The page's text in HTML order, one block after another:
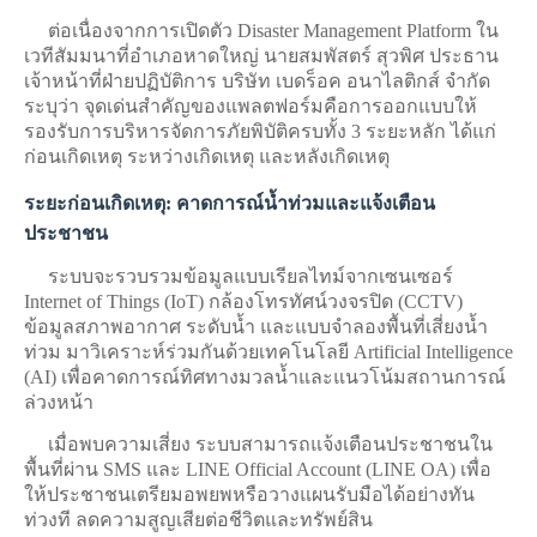
ต่อเนื่องจากการเปิดตัว Disaster Management Platform ใน
เวทีสัมมนาที่อำเภอหาดใหญ่ นายสมพัสตร์ สุวพิศ ประธาน
เจ้าหน้าที่ฝ่ายปฏิบัติการ บริษัท เบดร็อค อนาไลติกส์ จำกัด
ระบุว่า จุดเด่นสำคัญของแพลตฟอร์มคือการออกแบบให้
รองรับการบริหารจัดการภัยพิบัติครบทั้ง 3 ระยะหลัก ได้แก่
ก่อนเกิดเหตุ ระหว่างเกิดเหตุ และหลังเกิดเหตุ
ระยะก่อนเกิดเหตุ: คาดการณ์น้ำท่วมและแจ้งเตือน
ประชาชน
ระบบจะรวบรวมข้อมูลแบบเรียลไทม์จากเซนเซอร์
Internet of Things (IoT) กล้องโทรทัศน์วงจรปิด (CCTV)
ข้อมูลสภาพอากาศ ระดับน้ำ และแบบจำลองพื้นที่เสี่ยงน้ำ
ท่วม มาวิเคราะห์ร่วมกันด้วยเทคโนโลยี Artificial Intelligence
(AI) เพื่อคาดการณ์ทิศทางมวลน้ำและแนวโน้มสถานการณ์
ล่วงหน้า
เมื่อพบความเสี่ยง ระบบสามารถแจ้งเตือนประชาชนใน
พื้นที่ผ่าน SMS และ LINE Official Account (LINE OA) เพื่อ
ให้ประชาชนเตรียมอพยพหรือวางแผนรับมือได้อย่างทัน
ท่วงที ลดความสูญเสียต่อชีวิตและทรัพย์สิน